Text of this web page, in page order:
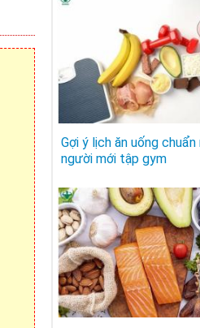
Gợi ý lịch ăn uống
người mới tập gym